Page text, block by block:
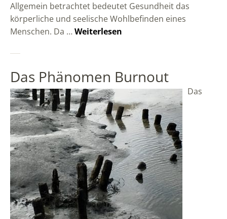
Allgemein betrachtet bedeutet Gesundheit das
körperliche und seelische Wohlbefinden eines
Menschen. Da …Weiterlesen
Das Phänomen Burnout
Das